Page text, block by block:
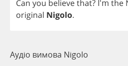
Can you believethat? I'm the
original Nigolo.
Аудіо вимова Nigolo